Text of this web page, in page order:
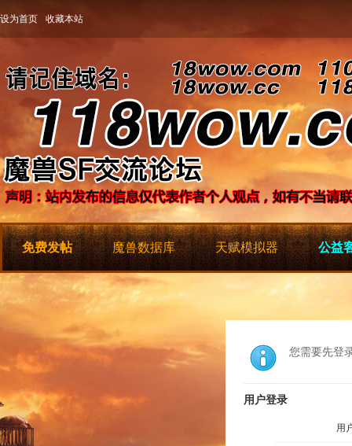
设为首页 收藏本站
免费发帖 魔兽数据库 天赋模拟器 公益
您需要先登
用户登录
用